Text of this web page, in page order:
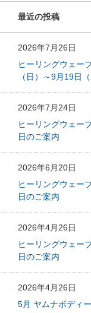
最近の投稿
2026年7月26日
ヒーリングウェー
（日）～9月19日（
2026年7月24日
ヒーリングウェー
日のご案内
2026年6月20日
ヒーリングウェー
日のご案内
2026年4月26日
ヒーリングウェー
日のご案内
2026年4月26日
5月 ヤムナボディ